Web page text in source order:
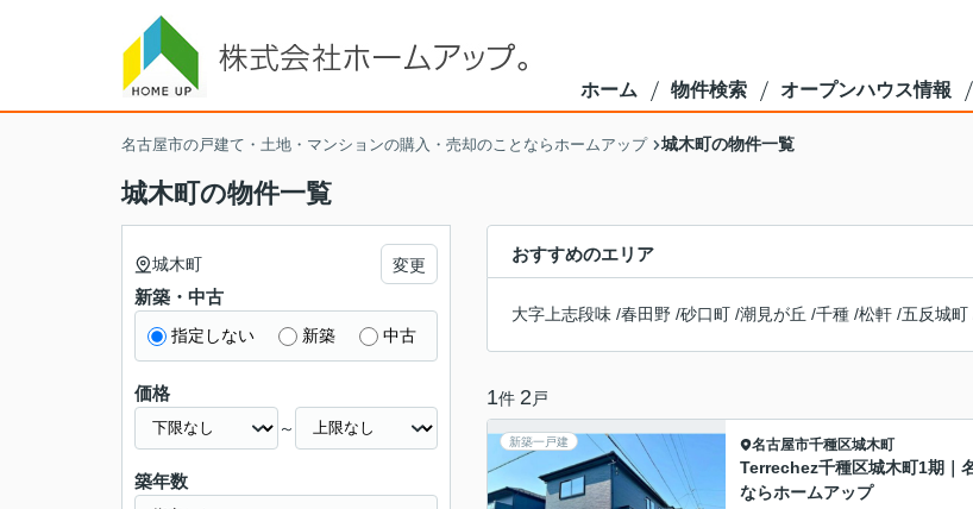
ホーム 物件検索 オープンハウス情報
名古屋市の戸建て・土地・マンションの購入・売却のことならホームアップ 城木町の物件一覧
城木町の物件一覧
おすすめのエリア
大字上志段味 /春田野 /砂口町 /潮見が丘 /千種 /松軒 /五反城町
1件 2 戸
新築一戸建 名古屋市千種区城木町
Terrechez千種区城木町1期｜
ならホームアップ
城木町 変更
新築・中古
指定しない 新築 中古
価格
～
築年数